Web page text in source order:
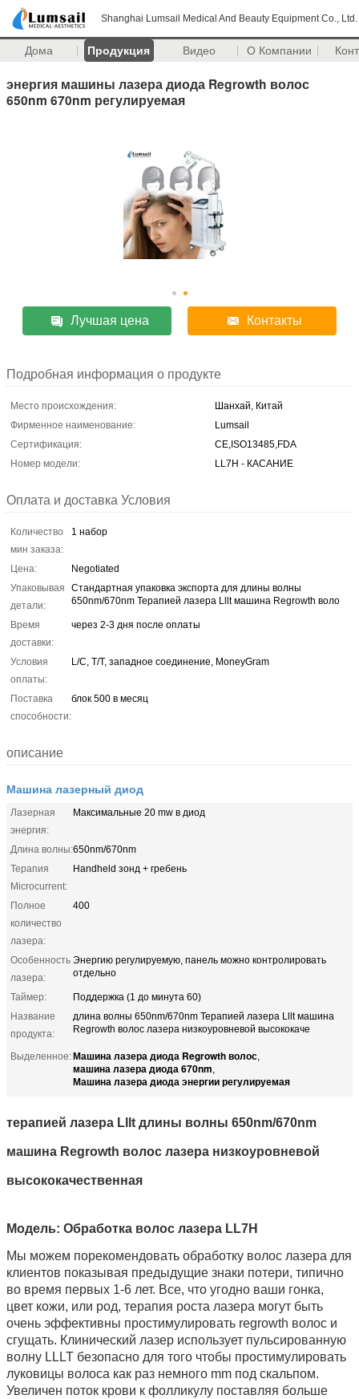
Shanghai Lumsail Medical And Beauty Equipment Co., Ltd.
Дома Продукция Видео О Компании
энергия машины лазера диода Regrowth волос
650nm 670nm регулируемая
Лучшая цена Контакты
Подробная информация о продукте
Место происхождения:
Шанхай, Китай
Фирменное наименование:
Lumsail
Сертификация:
CE,ISO13485,FDA
Номер модели:
LL7H - КАСАНИЕ
Оплата и доставка Условия
Количество
мин заказа:
1 набор
Цена:
Negotiated
Упаковывая
детали:
Стандартная упаковка экспорта для длины волны
650nm/670nm Терапией лазера Lllt машина Regrowth воло
Время
доставки:
через 2-3 дня после оплаты
Условия
оплаты:
L/C, T/T, западное соединение, MoneyGram
Поставка
способности:
блок 500 в месяц
описание
Машина лазерный диод
Лазерная
энергия:
Максимальные 20 mw в диод
Длина волны:650nm/670nm
Терапия
Microcurrent:
Handheld зонд + гребень
Полное
количество
лазера:
400
Особенность
лазера:
Энергию регулируемую, панель можно контролировать
отдельно
Таймер:
Поддержка (1 до минута 60)
Название
продукта:
длина волны 650nm/670nm Терапией лазера Lllt машина
Regrowth волос лазера низкоуровневой высококаче
Выделенное:Машина лазера диода Regrowth волос,
машина лазера диода 670nm,
Машина лазера диода энергии регулируемая
терапией лазера Lllt длины волны 650nm/670nm
машина Regrowth волос лазера низкоуровневой
высококачественная
Модель: Обработка волос лазера LL7H
Мы можем порекомендовать обработку волос лазера для
клиентов показывая предыдущие знаки потери, типично
во время первых 1-6 лет. Все, что угодно ваши гонка,
цвет кожи, или род, терапия роста лазера могут быть
очень эффективны простимулировать regrowth волос и
сгущать. Клинический лазер использует пульсированную
волну LLLT безопасно для того чтобы простимулировать
луковицы волоса как раз немного mm под скальпом.
Увеличен поток крови к фолликулу поставляя больше